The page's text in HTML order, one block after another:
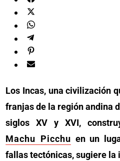
Los Incas, una civilización
franjas de la región andina
siglos XV y XVI,
Machu Picchu en un
fallas tectónicas, sugiere la